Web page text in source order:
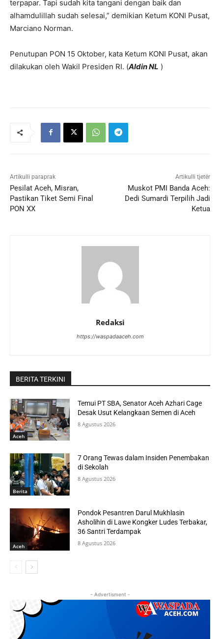
terpapar. Tapi sudah kita tangani dengan baik dan
alhamdulillah sudah selesai,” demikian Ketum KONI Pusat,
Marciano Norman.
Penutupan PON 15 Oktober, kata Ketum KONI Pusat, akan
dilakukan oleh Wakil Presiden RI. (Aldin NL )
Artikulli paraprak
Pesilat Aceh, Misran,
Pastikan Tiket Semi Final
PON XX
Artikulli tjetër
Muskot PMI Banda Aceh:
Dedi Sumardi Terpilih Jadi
Ketua
Redaksi
https://waspadaaceh.com
BERITA TERKINI
Aceh
Temui PT SBA, Senator Aceh Azhari Cage
Desak Usut Kelangkaan Semen di Aceh
8 Agustus 2026
Berita
7 Orang Tewas dalam Insiden Penembakan
di Sekolah
8 Agustus 2026
Aceh
Pondok Pesantren Darul Mukhlasin
Asholihin di Lawe Kongker Ludes Terbakar,
36 Santri Terdampak
8 Agustus 2026
- Advertisment -